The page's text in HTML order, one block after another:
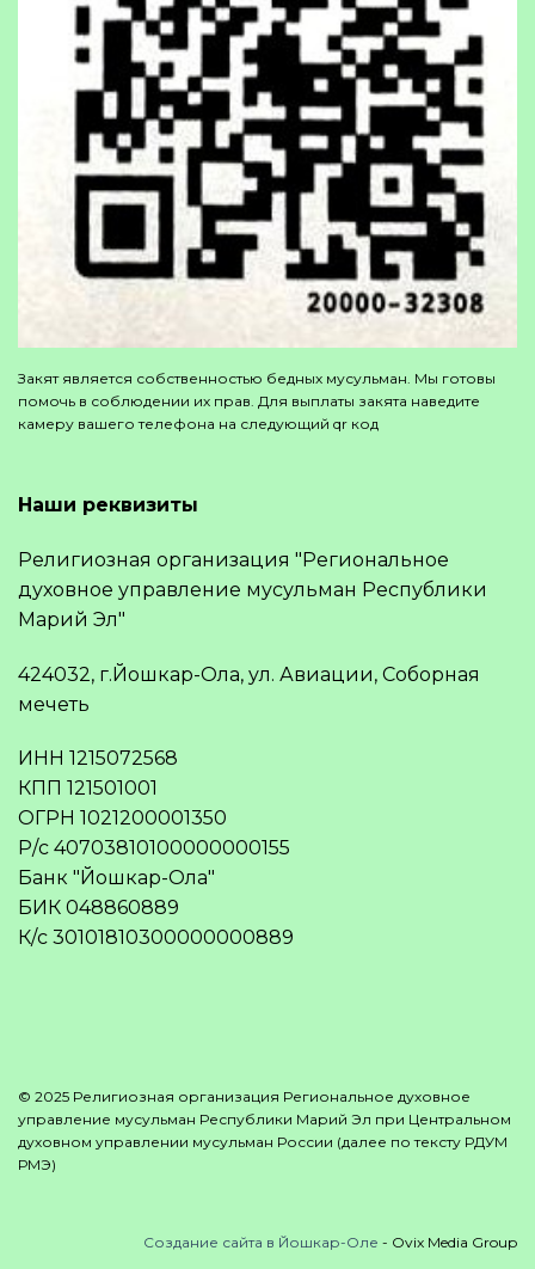
Закят является собственностью бедных мусульман. Мы готовы
помочь в соблюдении их прав. Для выплаты закята наведите
камеру вашего телефона на следующий qr код
Наши реквизиты
Религиозная организация "Региональное
духовное управление мусульман Республики
Марий Эл"
424032, г.Йошкар-Ола, ул. Авиации, Соборная
мечеть
ИНН 1215072568
КПП 121501001
ОГРН 1021200001350
Р/с 40703810100000000155
Банк "Йошкар-Ола"
БИК 048860889
К/с 30101810300000000889
© 2025 Религиозная организация Региональное духовное
управление мусульман Республики Марий Эл при Центральном
духовном управлении мусульман России (далее по тексту РДУМ
РМЭ)
Создание сайта в Йошкар-Оле - Ovix Media Group